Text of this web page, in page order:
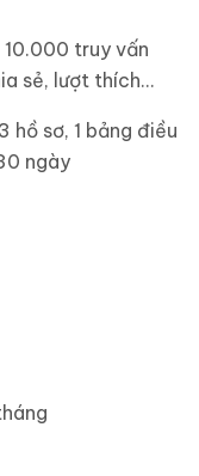
truy vấn
sẻ, lượt thích…
hồ sơ, 1 bảng điều
ngày